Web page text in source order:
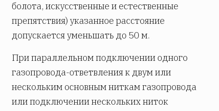
болота, искусственные и естественные
препятствия) указанное расстояние
допускается уменьшать до 50 м.
При параллельном подключении одного
газопровода-ответвления к двум или
нескольким основным ниткам газопровода
или подключении нескольких ниток